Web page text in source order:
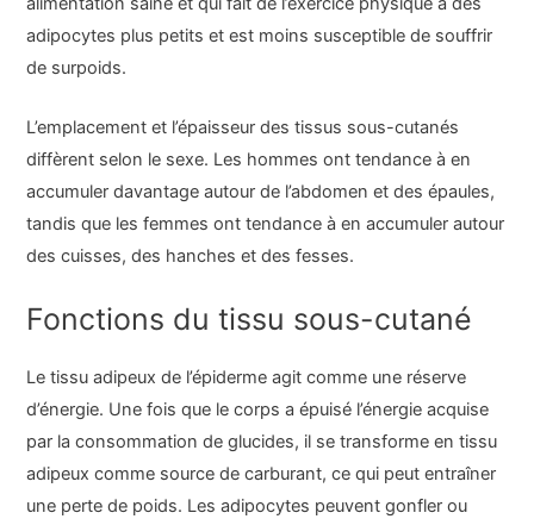
adipocytes plus petits et est moins susceptible de souffrir
de surpoids.
L’emplacement et l’épaisseur des tissus sous-cutanés
diffèrent selon le sexe. Les hommes ont tendance à en
accumuler davantage autour de l’abdomen et des épaules,
tandis que les femmes ont tendance à en accumuler autour
des cuisses, des hanches et des fesses.
Fonctions du tissu sous-cutané
Le tissu adipeux de l’épiderme agit comme une réserve
d’énergie. Une fois que le corps a épuisé l’énergie acquise
par la consommation de glucides, il se transforme en tissu
adipeux comme source de carburant, ce qui peut entraîner
une perte de poids. Les adipocytes peuvent gonfler ou